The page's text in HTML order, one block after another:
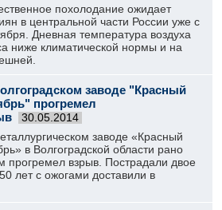
похолодание ожидает
в центральной части России уже с
Дневная температура воздуха
ниже климатической нормы и на
заводе "Красный
прогремел
30.05.2014
заводе «Красный
в Волгоградской области рано
прогремел взрыв. Пострадали двое
лет с ожогами доставили в